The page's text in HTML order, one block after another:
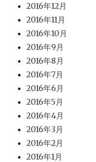
2016年12月
2016年11月
2016年10月
2016年9月
2016年8月
2016年7月
2016年6月
2016年5月
2016年4月
2016年3月
2016年2月
2016年1月